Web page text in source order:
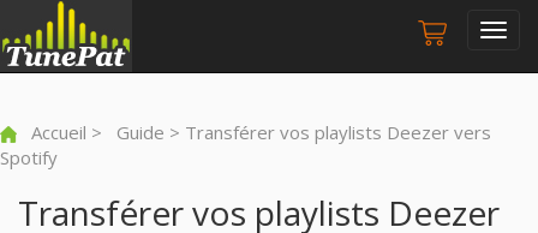
Accueil > Guide > Transférer vos playlists Deezer vers
Spotify
Transférer vos playlists Deezer